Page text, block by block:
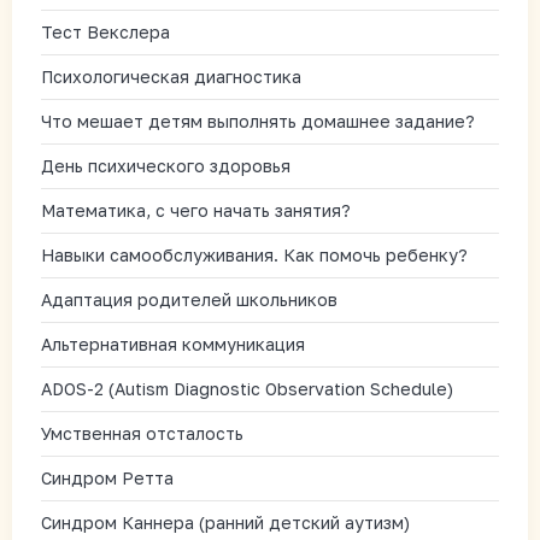
Тест Векслера
Психологическая диагностика
Что мешает детям выполнять домашнее задание?
День психического здоровья
Математика, с чего начать занятия?
Навыки самообслуживания. Как помочь ребенку?
Адаптация родителей школьников
Альтернативная коммуникация
ADOS-2 (Autism Diagnostic Observation Schedule)
Умственная отсталость
Синдром Ретта
Синдром Каннера (ранний детский аутизм)